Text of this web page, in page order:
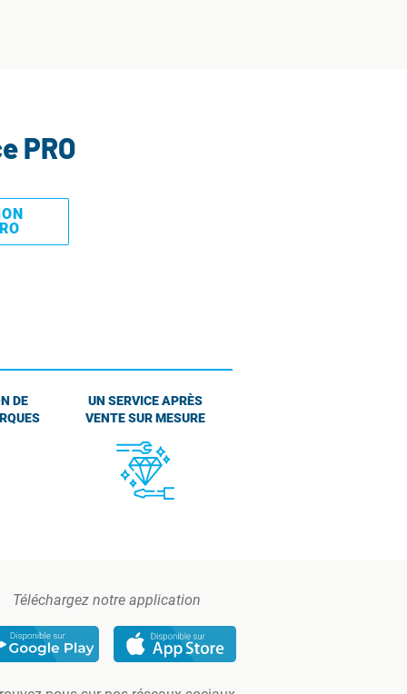
PRO
DE
UN SERVICE APRÈS
VENTE SUR MESURE
Téléchargez notre application